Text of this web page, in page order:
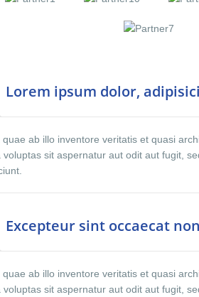
Lorem ipsum dolor,
quae ab illo inventore veritatis et quasi
voluptas sit aspernatur aut odit aut fugit,
Excepteur sint occaecat
quae ab illo inventore veritatis et quasi
voluptas sit aspernatur aut odit aut fugit,